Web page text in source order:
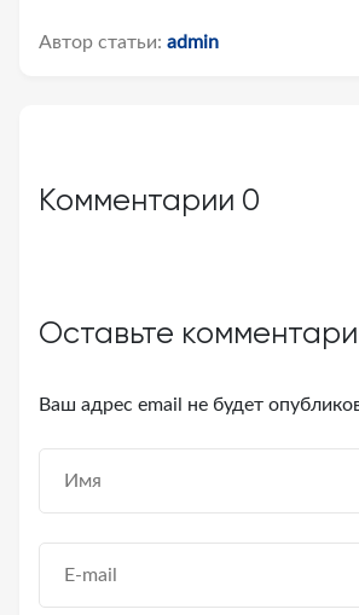
Автор статьи: admin
Комментарии 0
Оставьте
Ваш адрес email не будет